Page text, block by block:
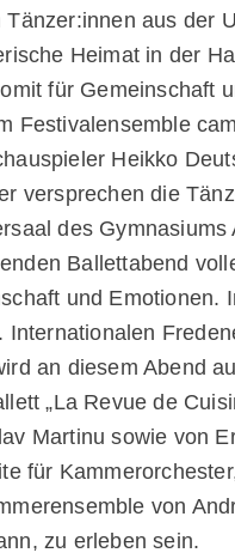
Tänzer:innen aus der
Heimat in der
für Gemeinschaft
Festivalensemble
Heikko
versprechen die
des Gymnasiums
Ballettabend
und Emotionen.
Internationalen
an diesem Abend
„La Revue de
Martinu sowie von
für
von
zu erleben sein.